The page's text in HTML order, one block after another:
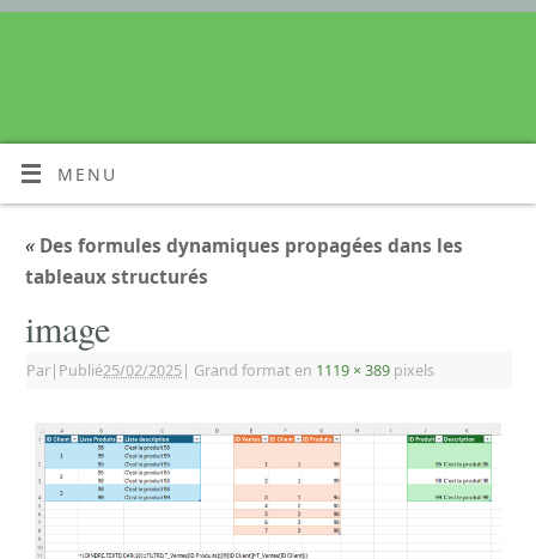
MENU
« Des formules dynamiques propagées dans les
tableaux structurés
image
Par| Publié25/02/2025| Grand format en 1119 × 389 pixels